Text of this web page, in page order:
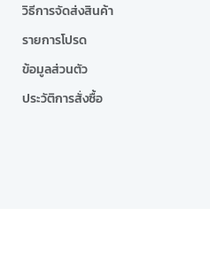
วิธีการจัดส่งสินค้า
รายการโปรด
ข้อมูลส่วนตัว
ประวัติการสั่งซื้อ